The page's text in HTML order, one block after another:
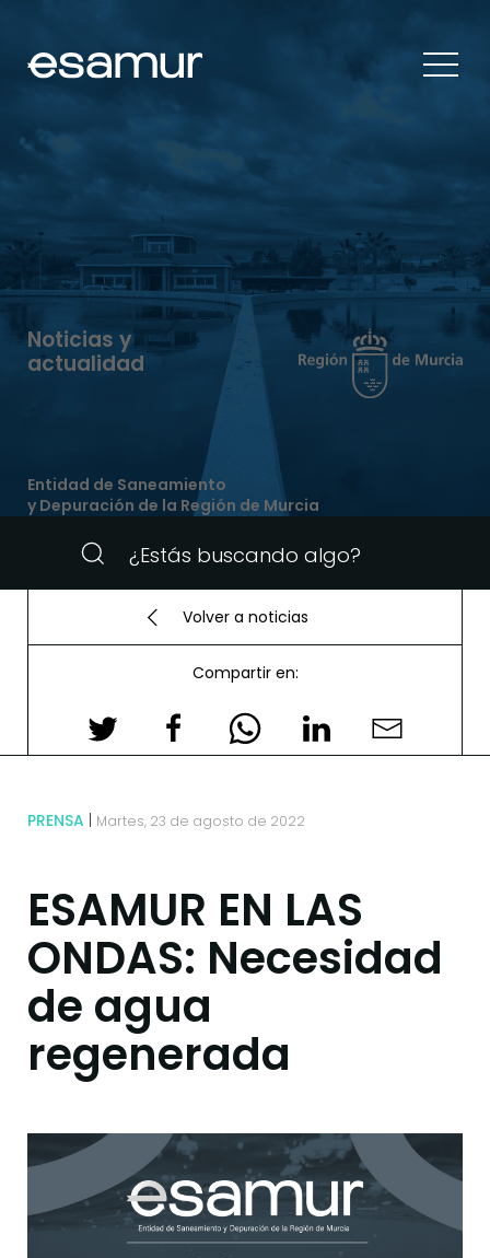
Noticias y
actualidad
Entidad de Saneamiento
y Depuración de la Región de Murcia
Volver a noticias
Compartir en:
PRENSA Martes, 23 de agosto de 2022
ESAMUR EN LAS
ONDAS: Necesidad
de agua
regenerada